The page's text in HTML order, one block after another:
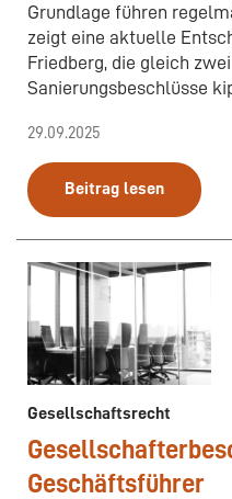
Grundlage führen
zeigt eine aktuelle
Friedberg, die gleich
Sanierungsbeschlüsse
29.09.2025
Beitrag lesen
Gesellschaftsrecht
Geschäftsführer